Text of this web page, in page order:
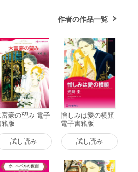
作者の作品一覧
富豪の望み 電子
籍版
試し読み
憎しみは愛の横顔
電子書籍版
試し読み